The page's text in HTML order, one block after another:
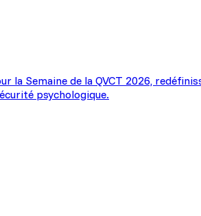
Semaine de la QVCT 2026,
psychologique.